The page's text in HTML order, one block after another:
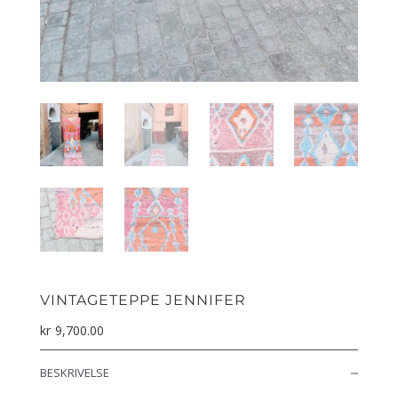
VINTAGETEPPE JENNIFER
kr 9,700.00
BESKRIVELSE